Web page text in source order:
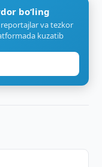
bo‘ling
va tezkor
kuzatib